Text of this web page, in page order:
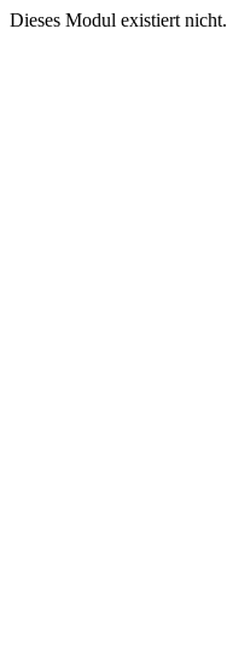
Dieses Modul existiert nicht.